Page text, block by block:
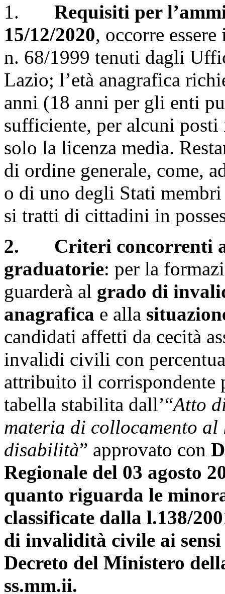
1.
Requisiti per
15/12/2020, occorre
n. 68/1999 tenuti dagli
Lazio; l’età anagrafica
anni (18 anni per gli enti
sufficiente, per alcuni
solo la licenza media.
di ordine generale, come,
o di uno degli Stati
si tratti di cittadini in
2.
Criteri concorrenti
graduatorie: per la
guarderà al grado di
anagrafica e alla
candidati affetti da cecità
invalidi civili con
attribuito il corrispondente
tabella stabilita dall’“Atto
materia di collocamento al
disabilità” approvato con
Regionale del 03 agosto
quanto riguarda le
classificate dalla l.138/
di invalidità civile ai
Decreto del Ministero
ss.mm.ii.